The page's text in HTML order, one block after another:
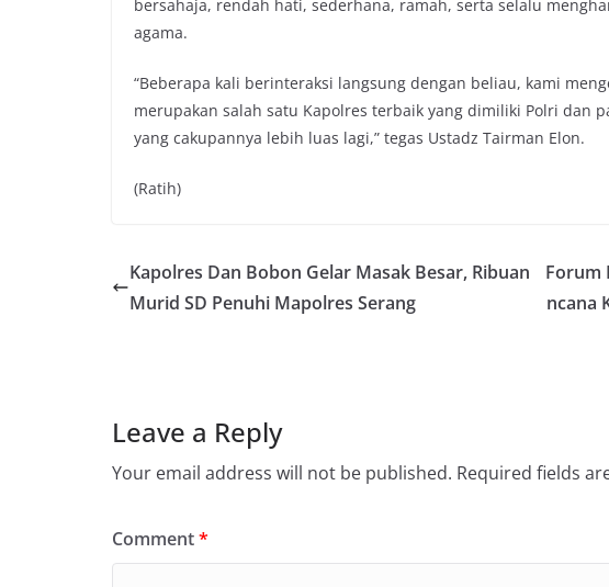
bersahaja, rendah hati, sederhana, ramah, serta selalu
agama.
“Beberapa kali berinteraksi langsung dengan beliau, kami
merupakan salah satu Kapolres terbaik yang dimiliki Polri dan
yang cakupannya lebih luas lagi,” tegas Ustadz Tairman Elon.
(Ratih)
Kapolres Dan Bobon Gelar Masak Besar, Ribuan
Murid SD Penuhi Mapolres Serang
Forum
ncana
Leave a Reply
Your email address will not be published. Required fields
Comment*